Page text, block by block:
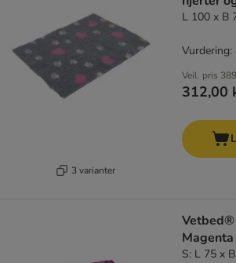
3 varianter
L 100 x B
Veil. pris
312,00
Vurdering:
Magenta
S: L 75 x